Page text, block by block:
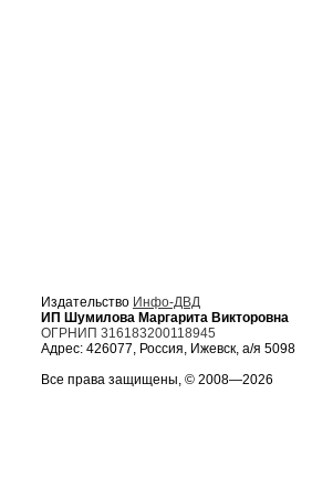
Издательство Инфо-ДВД
ИП Шумилова Маргарита Викторовна
ОГРНИП 316183200118945
Адрес: 426077, Россия, Ижевск, а/я 5098
Все права защищены, © 2008—2026